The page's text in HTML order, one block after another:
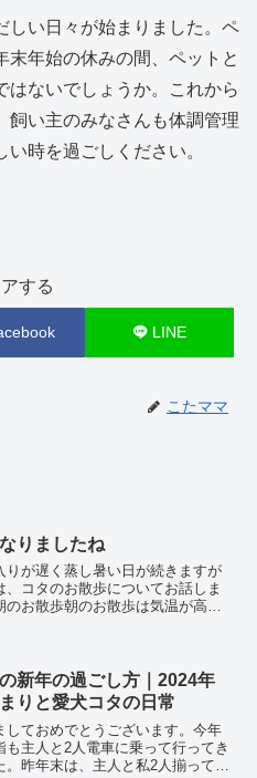
しい日々が始まりました。ペ
末年始の休みの間、ペットと
はないでしょうか。これから
飼い主のみなさんも体調管理
時を過ごしください。
する
LINE
こたママ
りましたね
りが遅く蒸し暑い日が続きますが
、コタのお散歩についてお話しま
のお散歩朝のお散歩は気温が高く
尻尾を振り振りして...
新年の過ごし方｜2024年
りと愛犬コタの日常
しておめでとうございます。今年
も主人と2人電車に乗って行ってき
。昨年末は、主人と私2人揃って体